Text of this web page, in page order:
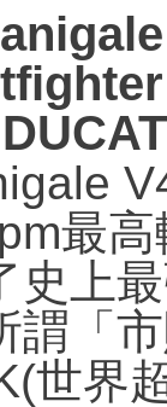
最
史上
謂「
世界